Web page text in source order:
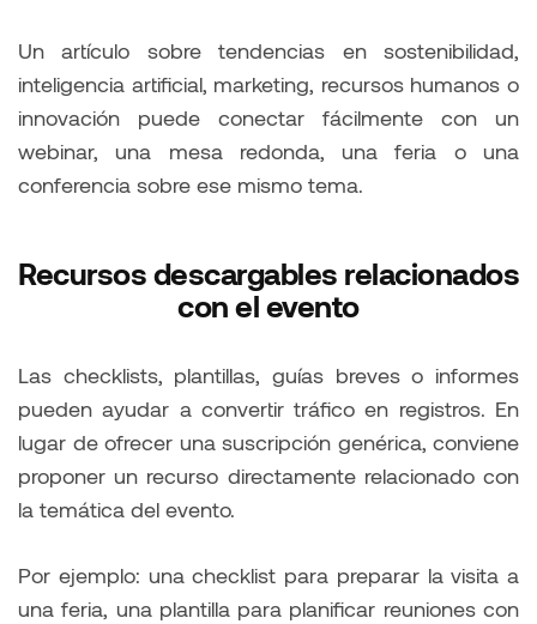
Un artículo sobre tendencias en sostenibilidad,
inteligencia artificial, marketing, recursos humanos o
innovación puede conectar fácilmente con un
webinar, una mesa redonda, una feria o una
conferencia sobre ese mismo tema.
Recursos descargables relacionados
con el evento
Las checklists, plantillas, guías breves o informes
pueden ayudar a convertir tráfico en registros. En
lugar de ofrecer una suscripción genérica, conviene
proponer un recurso directamente relacionado con
la temática del evento.
Por ejemplo: una checklist para preparar la visita a
una feria, una plantilla para planificar reuniones con